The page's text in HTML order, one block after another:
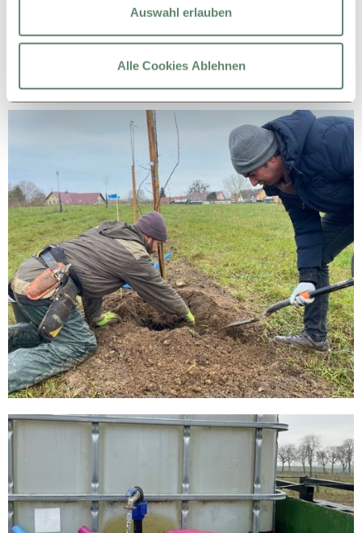
Auswahl erlauben
Alle Cookies Ablehnen